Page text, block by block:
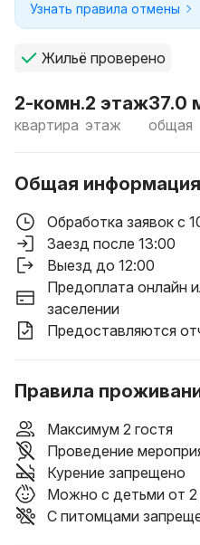
Узнать правила отмены
Жильё проверено
2-комн.
квартира
2 этаж
этаж
37.0
общая
Общая информация
Обработка заявок с
Заезд после 13:00
Выезд до 12:00
Предоплата онлайн
заселении
Предоставляются
Правила
Максимум 2 гостя
Проведение
Курение запрещено
Можно с детьми от 2
С питомцами